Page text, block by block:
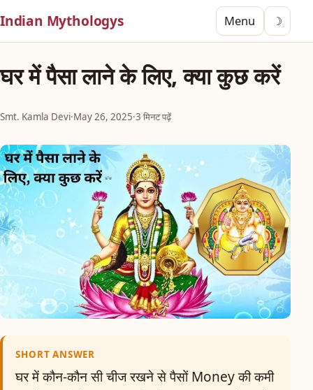
Indian Mythologys Menu ☽
घर में पैसा लाने के लिए, क्या कुछ करें
Smt. Kamla Devi·May 26, 2025·3 मिनट पढ़ें
SHORT ANSWER
घर में कौन-कौन सी चीज रखने से पैसों Money की कमी